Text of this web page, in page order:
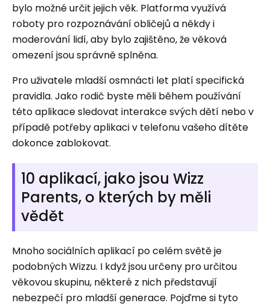
bylo možné určit jejich věk. Platforma využívá
roboty pro rozpoznávání obličejů a někdy i
moderování lidí, aby bylo zajištěno, že věková
omezení jsou správně splněna.
Pro uživatele mladší osmnácti let platí specifická
pravidla. Jako rodič byste měli během používání
této aplikace sledovat interakce svých dětí nebo v
případě potřeby aplikaci v telefonu vašeho dítěte
dokonce zablokovat.
10 aplikací, jako jsou Wizz
Parents, o kterých by měli
vědět
Mnoho sociálních aplikací po celém světě je
podobných Wizzu. I když jsou určeny pro určitou
věkovou skupinu, některé z nich představují
nebezpečí pro mladší generace. Pojďme si tyto